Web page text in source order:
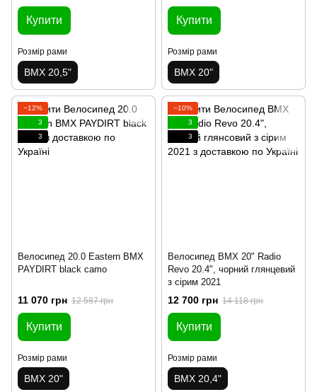
Купити
Розмір рами
BMX 20,5"
Купити
Розмір рами
BMX 20"
−12%
3
3
Велосипед 20.0 Eastern BMX
PAYDIRT black camo
11 070 грн 12 587 грн
Купити
Розмір рами
BMX 20"
−10%
3
3
Велосипед BMX 20" Radio
Revo 20.4", чорний глянцевий
з сірим 2021
12 700 грн 14 118 грн
Купити
Розмір рами
BMX 20,4"